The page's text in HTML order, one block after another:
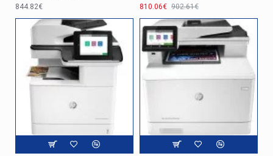
Nom du produit 7005
Largeur de l'emballage 484 mm
Profondeur de l'emballage
Poids du paquet
844.82€ 810.06€ 902.61€